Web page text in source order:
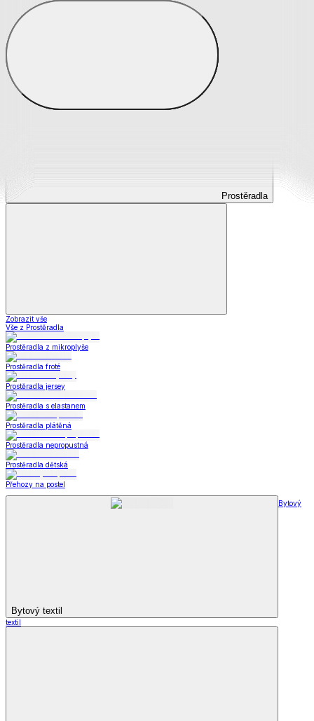
Prostěradla
Prostěradla
Zobrazit vše
Vše z Prostěradla
Prostěradla z mikroplyše
Prostěradla froté
Prostěradla jersey
Prostěradla s elastanem
Prostěradla plátěná
Prostěradla nepropustná
Prostěradla dětská
Přehozy na postel
Bytový textil
Bytový
textil